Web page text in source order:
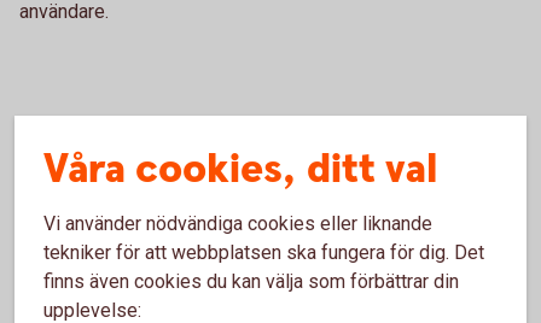
användare.
e-bokföring Skog- och Lantbruk
företagets bokföring direkt i internetbanken.
e-bokföring Skog- och Lantbruk passar alla skogs- och
lantbruk som gör sina leverantörsbetalningar via
Våra cookies, ditt val
Vi använder nödvändiga cookies eller liknande
tekniker för att webbplatsen ska fungera för dig. Det
finns även cookies du kan välja som förbättrar din
upplevelse: